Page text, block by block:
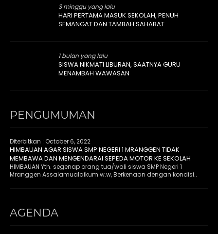
3 minggu yang lalu
HARI PERTAMA MASUK SEKOLAH, PENUH
SEMANGAT DAN TAMBAH SAHABAT
1 bulan yang lalu
SISWA NIKMATI LIBURAN, SAATNYA GURU
MENAMBAH WAWASAN
PENGUMUMAN
Diterbitkan : October 6, 2022
HIMBAUAN AGAR SISWA SMP NEGERI 1 MRANGGEN TIDAK
MEMBAWA DAN MENGENDARAI SEPEDA MOTOR KE SEKOLAH
HIMBAUAN Yth. segenap orang tua/wali siswa SMP Negeri 1
Mranggen Assalamualaikum w.w, Berkenaan dengan kondisi..
AGENDA